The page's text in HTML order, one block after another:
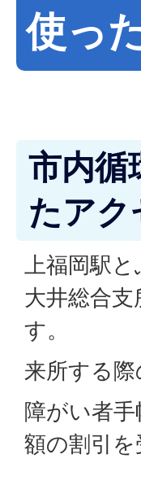
使っ
市内循
たアク
上福岡駅
大井総合
す。
来所する
障がい者
額の割引を